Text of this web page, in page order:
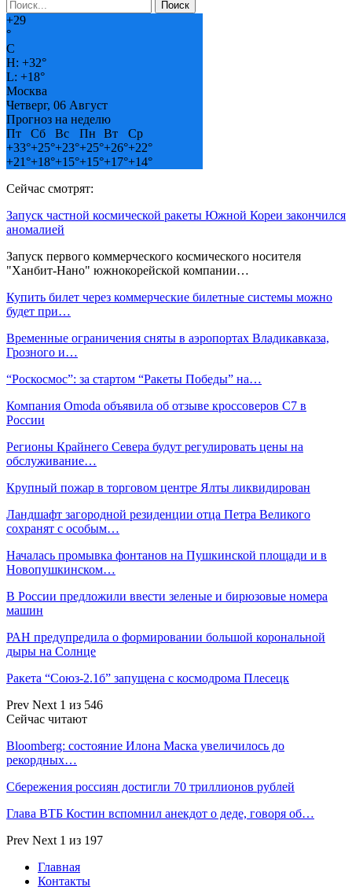
+29
°
C
H: +32°
L: +18°
Москва
Четверг, 06 Август
Прогноз на неделю
Пт
Сб Вс Пн Вт
Ср
+33°+25°+23°+25°+26°+22°
+21°+18°+15°+15°+17°+14°
Сейчас смотрят:
Запуск частной космической ракеты Южной Кореи закончился
аномалией
Запуск первого коммерческого космического носителя
"Ханбит-Нано" южнокорейской компании…
Купить билет через коммерческие билетные системы можно
будет при…
Временные ограничения сняты в аэропортах Владикавказа,
Грозного и…
“Роскосмос”: за стартом “Ракеты Победы” на…
Компания Omoda объявила об отзыве кроссоверов C7 в
России
Регионы Крайнего Севера будут регулировать цены на
обслуживание…
Крупный пожар в торговом центре Ялты ликвидирован
Ландшафт загородной резиденции отца Петра Великого
сохранят с особым…
Началась промывка фонтанов на Пушкинской площади и в
Новопушкинском…
В России предложили ввести зеленые и бирюзовые номера
машин
РАН предупредила о формировании большой корональной
дыры на Солнце
Ракета “Союз-2.1б” запущена с космодрома Плесецк
Prev Next 1 из 546
Сейчас читают
Bloomberg: состояние Илона Маска увеличилось до
рекордных…
Сбережения россиян достигли 70 триллионов рублей
Глава ВТБ Костин вспомнил анекдот о деде, говоря об…
Prev Next 1 из 197
Главная
Контакты